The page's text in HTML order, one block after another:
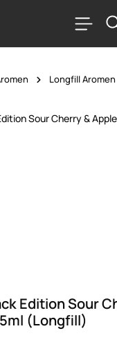
Longfill Aromen
Edition Sour
(Longfill)